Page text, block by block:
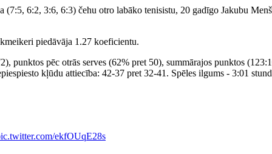
(7:5, 6:2, 3:6, 6:3) čehu otro labāko tenisistu, 20 gadīgo Jakubu
piedāvāja 1.27 koeficientu.
punktos pēc otrās serves (62% pret 50), summārajos punktos
kļūdu attiecība: 42-37 pret 32-41. Spēles ilgums - 3:01
ekfOUqE28s